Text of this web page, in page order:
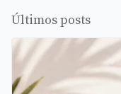
Últimos posts